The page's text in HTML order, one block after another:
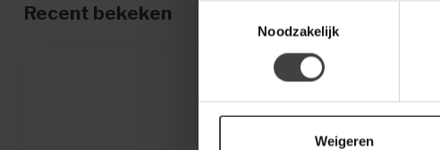
Noodzakelijk
Weigeren
Recent bekeken